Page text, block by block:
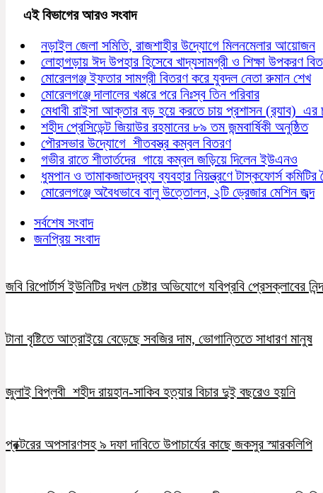
এই বিভাগের আরও সংবাদ
নড়াইল জেলা সমিতি, রাজশাহীর উদ্যোগে মিলনমেলার আয়োজন
লোহাগড়ায় ঈদ উপহার হিসেবে খাদ্যসামগ্রী ও শিক্ষা উপকরণ
মোরেলগঞ্জ ইফতার সামগ্রী বিতরণ করে যুবদল নেতা রুমান শেখ
মোরেলগঞ্জে দালালের খপ্পরে পরে নিঃস্ব তিন পরিবার
মেধাবী রাইসা আক্তার বড় হয়ে করতে চায় প্রশাসন (র‍্যাব) এর
শহীদ প্রেসিডেন্ট জিয়াউর রহমানের ৮৯ তম জন্মবার্ষিকী অনুষ্ঠিত
পৌরসভার উদ্যোগে শীতবস্ত্র কম্বল বিতরণ
গভীর রাতে শীতার্তদের গায়ে কম্বল জড়িয়ে দিলেন ইউএনও
ধুমপান ও তামাকজাতদ্রব্য ব্যবহার নিয়ন্ত্রণে টাস্কফোর্স কমিটির
মোরেলগঞ্জে অবৈধভাবে বালু উত্তোলন, ২টি ড্রেজার মেশিন জব্দ
সর্বশেষ সংবাদ
জনপ্রিয় সংবাদ
জবি রিপোর্টার্স ইউনিটির দখল চেষ্টার অভিযোগে যবিপ্রবি প্রেসক্লাবের
টানা বৃষ্টিতে আত্রাইয়ে বেড়েছে সবজির দাম, ভোগান্তিতে সাধারণ মানুষ
জুলাই বিপ্লবী শহীদ রায়হান-সাকিব হত্যার বিচার দুই বছরেও হয়নি
প্রক্টরের অপসারণসহ ৯ দফা দাবিতে উপাচার্যের কাছে জকসুর স্মারকলিপি